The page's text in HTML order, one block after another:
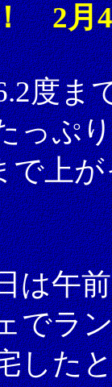
2月
度ま
っぷ
で上
は午
でラ
した